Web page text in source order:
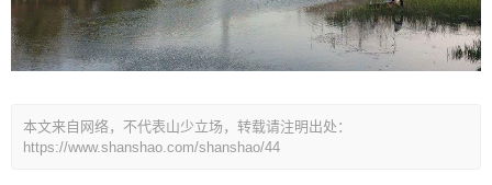
本文来自网络，不代表山少立场，转载请注明出处：
https://www.shanshao.com/shanshao/44